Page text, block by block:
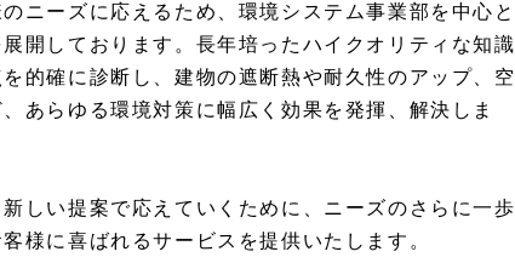
ニーズに応えるため、環境システム事業部を中心と
開しております。長年培ったハイクオリティな知識
的確に診断し、建物の遮断熱や耐久性のアップ、空
あらゆる環境対策に幅広く効果を発揮、解決しま
しい提案で応えていくために、ニーズのさらに一歩
様に喜ばれるサービスを提供いたします。